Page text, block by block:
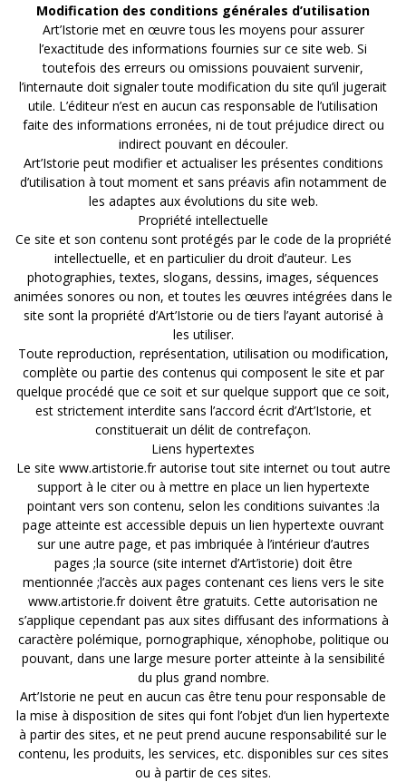
Modification des conditions générales d’utilisation
Art’Istorie met en œuvre tous les moyens pour assurer
l’exactitude des informations fournies sur ce site web. Si
toutefois des erreurs ou omissions pouvaient survenir,
l’internaute doit signaler toute modification du site qu’il jugerait
utile. L’éditeur n’est en aucun cas responsable de l’utilisation
faite des informations erronées, ni de tout préjudice direct ou
indirect pouvant en découler.
Art’Istorie peut modifier et actualiser les présentes conditions
d’utilisation à tout moment et sans préavis afin notamment de
les adaptes aux évolutions du site web.
Propriété intellectuelle
Ce site et son contenu sont protégés par le code de la propriété
intellectuelle, et en particulier du droit d’auteur. Les
photographies, textes, slogans, dessins, images, séquences
animées sonores ou non, et toutes les œuvres intégrées dans le
site sont la propriété d’Art’Istorie ou de tiers l’ayant autorisé à
les utiliser.
Toute reproduction, représentation, utilisation ou modification,
complète ou partie des contenus qui composent le site et par
quelque procédé que ce soit et sur quelque support que ce soit,
est strictement interdite sans l’accord écrit d’Art’Istorie, et
constituerait un délit de contrefaçon.
Liens hypertextes
Le site www.artistorie.fr autorise tout site internet ou tout autre
support à le citer ou à mettre en place un lien hypertexte
pointant vers son contenu, selon les conditions suivantes :la
page atteinte est accessible depuis un lien hypertexte ouvrant
sur une autre page, et pas imbriquée à l’intérieur d’autres
pages ;la source (site internet d’Art’istorie) doit être
mentionnée ;l’accès aux pages contenant ces liens vers le site
www.artistorie.fr doivent être gratuits. Cette autorisation ne
s’applique cependant pas aux sites diffusant des informations à
caractère polémique, pornographique, xénophobe, politique ou
pouvant, dans une large mesure porter atteinte à la sensibilité
du plus grand nombre.
Art’Istorie ne peut en aucun cas être tenu pour responsable de
la mise à disposition de sites qui font l’objet d’un lien hypertexte
à partir des sites, et ne peut prend aucune responsabilité sur le
contenu, les produits, les services, etc. disponibles sur ces sites
ou à partir de ces sites.